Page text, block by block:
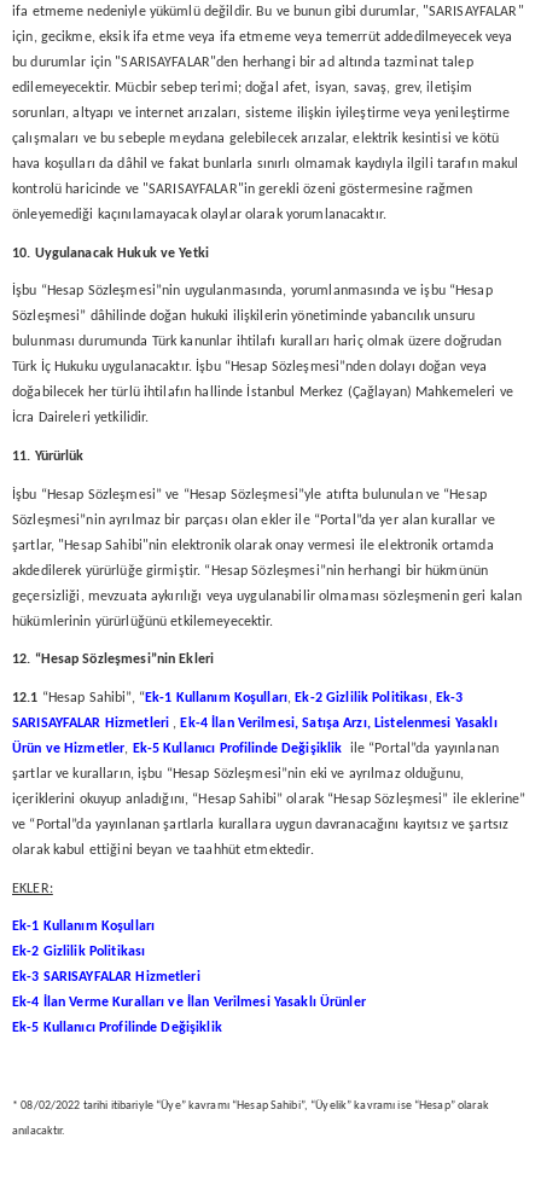
ifa etmeme nedeniyle yükümlü değildir. Bu ve bunun gibi durumlar, "SARISAYFALAR"
için, gecikme, eksik ifa etme veya ifa etmeme veya temerrüt addedilmeyecek veya
bu durumlar için "SARISAYFALAR"den herhangi bir ad altında tazminat talep
edilemeyecektir. Mücbir sebep terimi; doğal afet, isyan, savaş, grev, iletişim
sorunları, altyapı ve internet arızaları, sisteme ilişkin iyileştirme veya yenileştirme
çalışmaları ve bu sebeple meydana gelebilecek arızalar, elektrik kesintisi ve kötü
hava koşulları da dâhil ve fakat bunlarla sınırlı olmamak kaydıyla ilgili tarafın makul
kontrolü haricinde ve "SARISAYFALAR"in gerekli özeni göstermesine rağmen
önleyemediği kaçınılamayacak olaylar olarak yorumlanacaktır.
10. Uygulanacak Hukuk ve Yetki
İşbu “Hesap Sözleşmesi”nin uygulanmasında, yorumlanmasında ve işbu “Hesap
Sözleşmesi” dâhilinde doğan hukuki ilişkilerin yönetiminde yabancılık unsuru
bulunması durumunda Türk kanunlar ihtilafı kuralları hariç olmak üzere doğrudan
Türk İç Hukuku uygulanacaktır. İşbu “Hesap Sözleşmesi”nden dolayı doğan veya
doğabilecek her türlü ihtilafın hallinde İstanbul Merkez (Çağlayan) Mahkemeleri ve
İcra Daireleri yetkilidir.
11. Yürürlük
İşbu “Hesap Sözleşmesi” ve “Hesap Sözleşmesi”yle atıfta bulunulan ve “Hesap
Sözleşmesi”nin ayrılmaz bir parçası olan ekler ile “Portal”da yer alan kurallar ve
şartlar, "Hesap Sahibi"nin elektronik olarak onay vermesi ile elektronik ortamda
akdedilerek yürürlüğe girmiştir. “Hesap Sözleşmesi”nin herhangi bir hükmünün
geçersizliği, mevzuata aykırılığı veya uygulanabilir olmaması sözleşmenin geri kalan
hükümlerinin yürürlüğünü etkilemeyecektir.
12. “Hesap Sözleşmesi”nin Ekleri
12.1 “Hesap Sahibi”, “ Ek-1 Kullanım Koşulları, Ek-2 Gizlilik Politikası, Ek-3
SARISAYFALAR Hizmetleri , Ek-4 İlan Verilmesi, Satışa Arzı, Listelenmesi Yasaklı
Ürün ve Hizmetler, Ek-5 Kullanıcı Profilinde Değişiklik ile “Portal”da yayınlanan
şartlar ve kuralların, işbu “Hesap Sözleşmesi”nin eki ve ayrılmaz olduğunu,
içeriklerini okuyup anladığını, “Hesap Sahibi” olarak “Hesap Sözleşmesi” ile eklerine”
ve “Portal”da yayınlanan şartlarla kurallara uygun davranacağını kayıtsız ve şartsız
olarak kabul ettiğini beyan ve taahhüt etmektedir.
EKLER:
Ek-1 Kullanım Koşulları
Ek-2 Gizlilik Politikası
Ek-3 SARISAYFALAR Hizmetleri
Ek-4 İlan Verme Kuralları ve İlan Verilmesi Yasaklı Ürünler
Ek-5 Kullanıcı Profilinde Değişiklik
* 08/02/2022 tarihi itibariyle “Üye” kavramı “Hesap Sahibi”, “Üyelik” kavramı ise “Hesap” olarak
anılacaktır.